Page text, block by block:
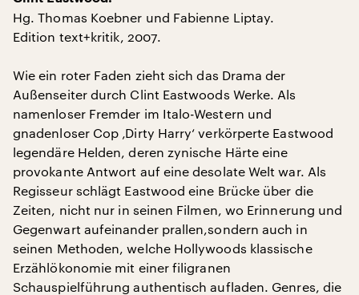
Hg. Thomas Koebner und Fabienne Liptay.
Edition text+kritik, 2007.
Wie ein roter Faden zieht sich das Drama der
Außenseiter durch Clint Eastwoods Werke. Als
namenloser Fremder im Italo-Western und
gnadenloser Cop ‚Dirty Harry‘ verkörperte Eastwood
legendäre Helden, deren zynische Härte eine
provokante Antwort auf eine desolate Welt war. Als
Regisseur schlägt Eastwood eine Brücke über die
Zeiten, nicht nur in seinen Filmen, wo Erinnerung und
Gegenwart aufeinander prallen,sondern auch in
seinen Methoden, welche Hollywoods klassische
Erzählökonomie mit einer filigranen
Schauspielführung authentisch aufladen. Genres, die